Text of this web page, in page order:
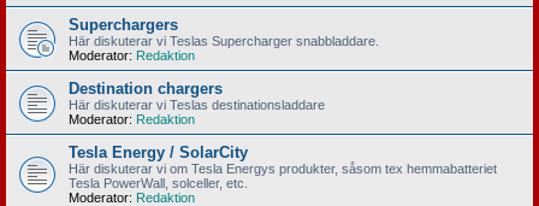
Superchargers
Här diskuterar vi Teslas Supercharger snabbladdare.
Moderator: Redaktion
Destination chargers
Här diskuterar vi Teslas destinationsladdare
Moderator: Redaktion
Tesla Energy / SolarCity
Här diskuterar vi om Tesla Energys produkter, såsom tex hemmabatteriet
Tesla PowerWall, solceller, etc.
Moderator: Redaktion